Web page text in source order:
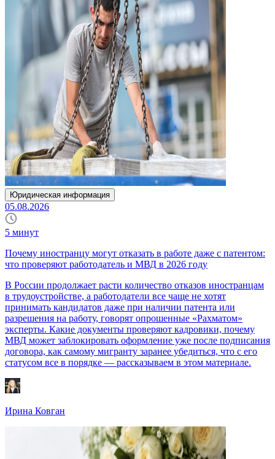
Юридическая информация
05.08.2026
5 минут
Почему иностранцу могут отказать в работе даже с патентом:
что проверяют работодатель и МВД в 2026 году
В России продолжает расти количество отказов иностранцам
в трудоустройстве, а работодатели все чаще не хотят
принимать кандидатов даже при наличии патента или
разрешения на работу, говорят опрошенные «Рахматом»
эксперты. Какие документы проверяют кадровики, почему
МВД может заблокировать оформление уже после подписания
договора, как самому мигранту заранее убедиться, что с его
статусом все в порядке — рассказываем в этом материале.
Ирина Ковган